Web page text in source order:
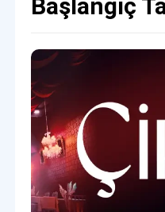
Başlangıç